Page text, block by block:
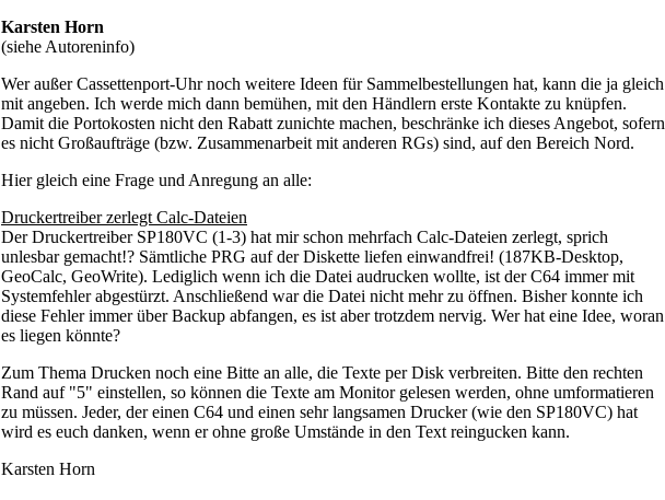
Karsten Horn
(siehe Autoreninfo)
Wer außer Cassettenport-Uhr noch weitere Ideen für Sammelbestellungen hat, kann die ja gleich
mit angeben. Ich werde mich dann bemühen, mit den Händlern erste Kontakte zu knüpfen.
Damit die Portokosten nicht den Rabatt zunichte machen, beschränke ich dieses Angebot, sofern
es nicht Großaufträge (bzw. Zusammenarbeit mit anderen RGs) sind, auf den Bereich Nord.
Hier gleich eine Frage und Anregung an alle:
Druckertreiber zerlegt Calc-Dateien
Der Druckertreiber SP180VC (1-3) hat mir schon mehrfach Calc-Dateien zerlegt, sprich
unlesbar gemacht!? Sämtliche PRG auf der Diskette liefen einwandfrei! (187KB-Desktop,
GeoCalc, GeoWrite). Lediglich wenn ich die Datei audrucken wollte, ist der C64 immer mit
Systemfehler abgestürzt. Anschließend war die Datei nicht mehr zu öffnen. Bisher konnte ich
diese Fehler immer über Backup abfangen, es ist aber trotzdem nervig. Wer hat eine Idee, woran
es liegen könnte?
Zum Thema Drucken noch eine Bitte an alle, die Texte per Disk verbreiten. Bitte den rechten
Rand auf "5" einstellen, so können die Texte am Monitor gelesen werden, ohne umformatieren
zu müssen. Jeder, der einen C64 und einen sehr langsamen Drucker (wie den SP180VC) hat
wird es euch danken, wenn er ohne große Umstände in den Text reingucken kann.
Karsten Horn